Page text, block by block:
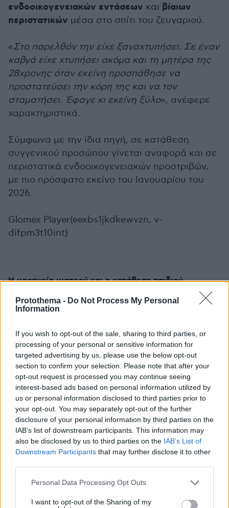
Protothema - Do Not Process My Personal
Information
If you wish to opt-out of the sale, sharing to third parties, or
processing of your personal or sensitive information for
targeted advertising by us, please use the below opt-out
section to confirm your selection. Please note that after your
opt-out request is processed you may continue seeing
interest-based ads based on personal information utilized by
us or personal information disclosed to third parties prior to
your opt-out. You may separately opt-out of the further
disclosure of your personal information by third parties on the
IAB’s list of downstream participants. This information may
also be disclosed by us to third parties on the IAB’s List of
Downstream Participants that may further disclose it to other
Please note that this website/app uses one or more Google
not limited to your visit or usage behaviour. You may click to
Personal Data Processing Opt Outs
I want to opt-out of the Sharing of my
ενδοοικογενειακών εντάσεων και βίαιων
περιστατικών μέσα στο σπίτι του ζευγαριού.
«Στο παρελθόν την είχε ξαναχτυπήσει. Σε έναν
καβγά είχε χτυπήσει ακόμα και τη μητέρα της
28χρονης όταν εκείνη προσπάθησε να
προστατεύσει την κόρη της και να τον
σταματήσει. Έφαγε κι εκείνη ξύλο», ανέφερε
χαρακτηριστικά.
Σύμφωνα με την ίδια πηγή, σε κατάθεση
συγγενικού προσώπου γίνεται αναφορά και σε
περιστατικά ενδοοικογενειακών προστριβών,
με πιο πρόσφατο εκείνο του Ιανουαρίου του
2026.
Glomex Player(eexbs1jkdkewvzn, v-
difpm3t10int)
Η μαρτυρία γιατρού και η κατάθεση παιδιού
Καθοριστικό ρόλο στην εξέλιξη της υπόθεσης
φαίνεται πως έπαιξε η παρουσία ενός
28χρονη αιμόφυρτη στον δρόμοκαι τον
30χρονο να βρίσκεται από πάνω της.
Σύμφωνα με συγγενικό πρόσωπο της γυναίκας,
ο γιατρός ρώτησε τον 30χρονογιατί δεν είχε
ακόμη καλέσει το ΕΚΑΒ, με εκείνον να απαντά
ότι «θα το έκανε». Ο γιατρός ειδοποίησε
αμέσως τις Αρχές, ενώ λίγη ώρα αργότερα
έφτασαν στο σημείο αστυνομικοί και
Την ίδια ώρα, ιδιαίτερη βαρύτητα αποδίδεται σε